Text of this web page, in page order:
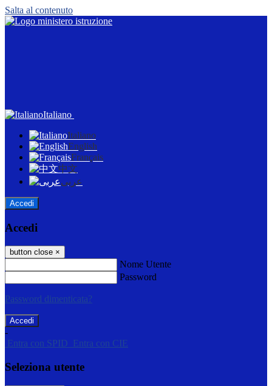
Salta al contenuto
Italiano
Italiano
English
Français
中文
عربى
Accedi
Accedi
button close ×
Nome Utente
Password
Password dimenticata?
-
Entra con SPID
Entra con CIE
Seleziona utente